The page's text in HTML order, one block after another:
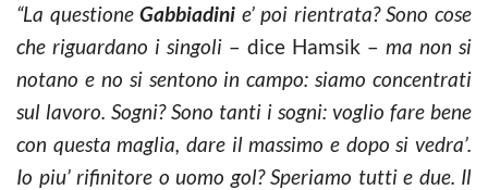
“La questioneGabbiadini e’ poi rientrata? Sono cose
che riguardano i singoli – dice Hamsik – ma non si
notano e no si sentono in campo: siamo concentrati
sul lavoro. Sogni? Sono tanti i sogni: voglio fare bene
con questa maglia, dare il massimo e dopo si vedra’.
Io piu’ rifinitore o uomo gol? Speriamo tutti e due. Il